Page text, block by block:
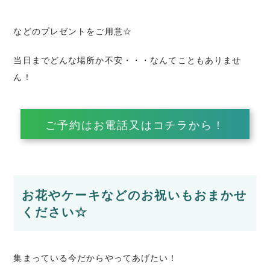
などのプレゼントをご用意☆
当日までどんな場所か不安・・・なんてこともありませ
ん！
ご予約はお電話又はコチラから！
お花やケーキなどのお祝いもおまかせ
ください☆
集まっている今だからやってあげたい！